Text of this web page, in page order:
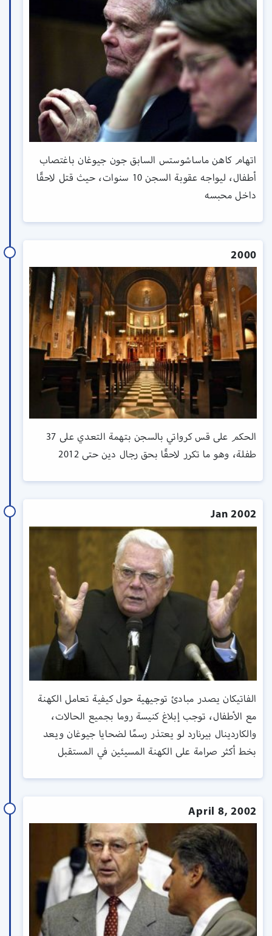
اتهام كاهن ماساشوستس السابق جون جيوغان باغتصاب
أطفال، ليواجه عقوبة السجن 10 سنوات، حيث قتل لاحقًا
داخل محبسه
2000
الحكم على قس كرواتي بالسجن بتهمة التعدي على 37
طفلة، وهو ما تكرر لاحقًا بحق رجال دين حتى 2012
Jan 2002
الفاتيكان يصدر مبادئ توجيهية حول كيفية تعامل الكهنة
مع الأطفال، توجب إبلاغ كنيسة روما بجميع الحالات،
والكاردينال بيرنارد لو يعتذر رسمًا لضحايا جيوغان ويعد
بخط أكثر صرامة على الكهنة المسيئين في المستقبل
April 8, 2002